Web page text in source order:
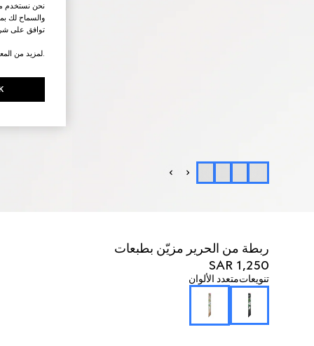
ربطة من الحرير مزيّن بطبعات
SAR 1,250
تنويعاتمتعدد الألوان
نحن نستخدم
والسماح لك
توافق على
.لمزيد من